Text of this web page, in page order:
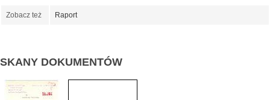
Zobacz też Raport
SKANY DOKUMENTÓW